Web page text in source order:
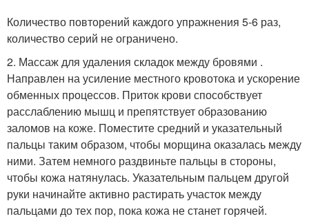
Количество повторений каждого упражнения 5-6 раз,
количество серий не ограничено.
2. Массаж для удаления складок между бровями .
Направлен на усиление местного кровотока и ускорение
обменных процессов. Приток крови способствует
расслаблению мышц и препятствует образованию
заломов на коже. Поместите средний и указательный
пальцы таким образом, чтобы морщина оказалась между
ними. Затем немного раздвиньте пальцы в стороны,
чтобы кожа натянулась. Указательным пальцем другой
руки начинайте активно растирать участок между
пальцами до тех пор, пока кожа не станет горячей.